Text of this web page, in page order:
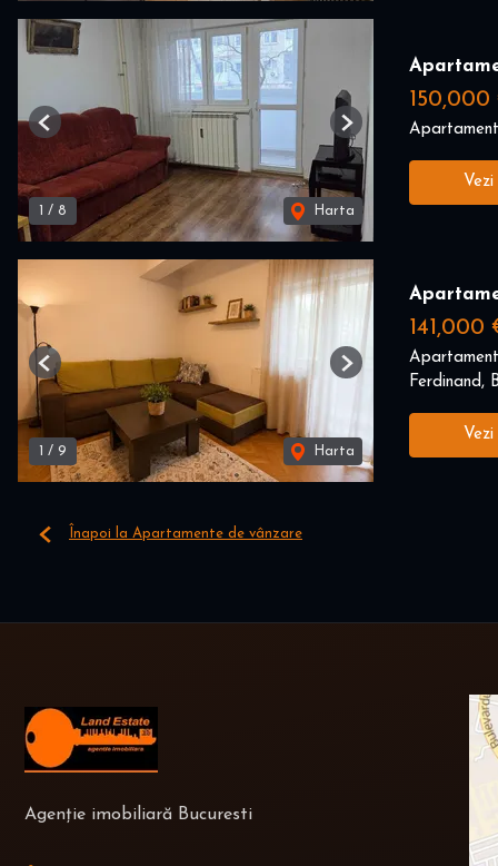
1 / 8 Harta
Previous Next
150,000
1 / 9 Harta
Previous Next
141,000
Ferdinand,
Înapoi la Apartamente de vânzare
Agenție imobiliară Bucuresti